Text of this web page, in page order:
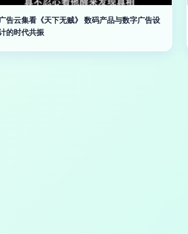
告云集看《天下无贼》 数码产品与数字广告设
的时代共振